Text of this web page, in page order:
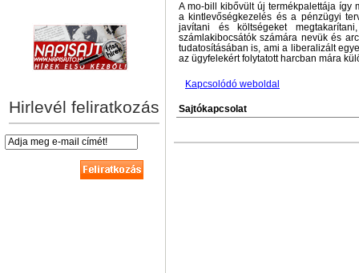
Hirlevél feliratkozás
A mo-bill kibővült új termékpalettája így
a kintlevőségkezelés és a pénzügyi
javítani és költségeket
számlakibocsátók számára nevük és
tudatosításában is, ami a liberalizált
az ügyfelekért folytatott harcban mára
Kapcsolódó weboldal
Sajtókapcsolat